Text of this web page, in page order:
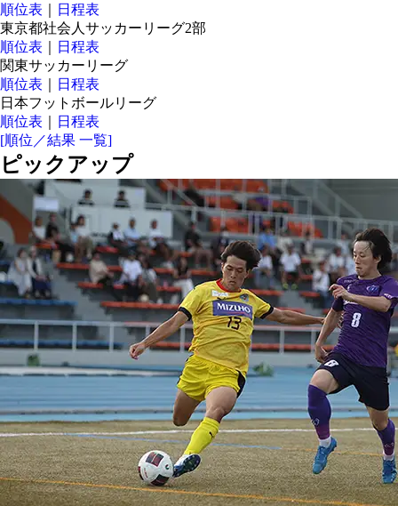
順位表
日程表
東京都社会人サッカーリーグ2部
順位表
日程表
関東サッカーリーグ
順位表
日程表
日本フットボールリーグ
順位表
日程表
[順位／結果 一覧]
ピックアップ